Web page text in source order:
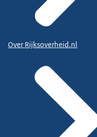
Over Rijksoverheid.nl